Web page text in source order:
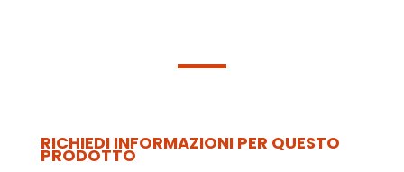
RICHIEDI INFORMAZIONI PER QUESTO
PRODOTTO